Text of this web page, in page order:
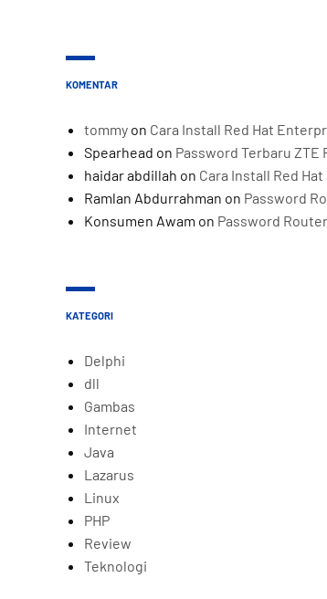
KOMENTAR
tommy on Cara Install Red Hat
Spearhead on Password Terbaru ZTE
haidar abdillah on Cara Install Red
Ramlan Abdurrahman on Password
Konsumen Awam on Password
KATEGORI
Delphi
dll
Gambas
Internet
Java
Lazarus
Linux
PHP
Review
Teknologi